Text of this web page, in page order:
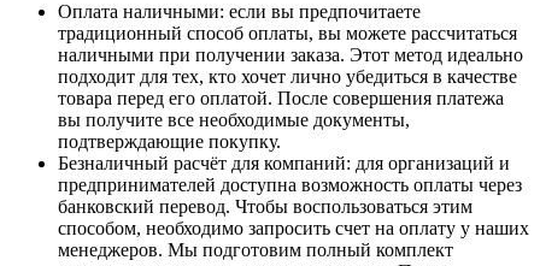
Оплата наличными: если вы предпочитаете
традиционный способ оплаты, вы можете рассчитаться
наличными при получении заказа. Этот метод идеально
подходит для тех, кто хочет лично убедиться в качестве
товара перед его оплатой. После совершения платежа
вы получите все необходимые документы,
подтверждающие покупку.
Безналичный расчёт для компаний: для организаций и
предпринимателей доступна возможность оплаты через
банковский перевод. Чтобы воспользоваться этим
способом, необходимо запросить счет на оплату у наших
менеджеров. Мы подготовим полный комплект